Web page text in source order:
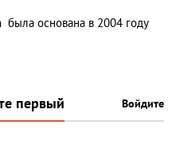
основана в 2004 году
первый Войдите